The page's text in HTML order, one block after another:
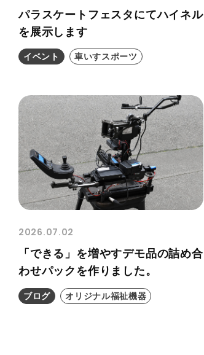
パラスケートフェスタにてハイネル
を展示します
イベント 車いすスポーツ
2026.07.02
「できる」を増やすデモ品の詰め合
わせパックを作りました。
ブログ オリジナル福祉機器